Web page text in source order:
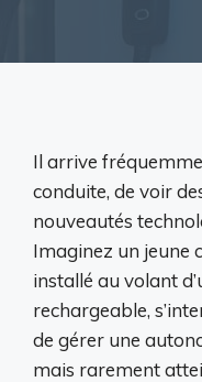
Il arrive
conduite, de voir
nouveautés
Imaginez un jeune
installé au volant
rechargeable,
de gérer une
mais rarement